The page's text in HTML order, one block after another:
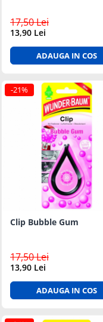
17,50 Lei
13,90 Lei
ADAUGA IN COS
-21%
Clip Bubble Gum
17,50 Lei
13,90 Lei
ADAUGA IN COS